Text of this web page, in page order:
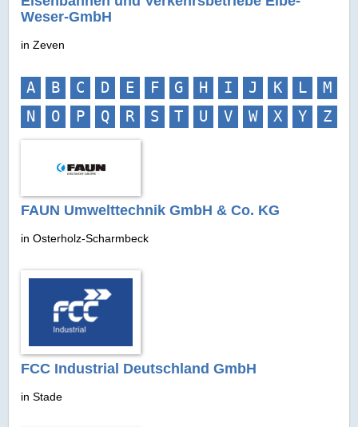
Weser-GmbH
in Zeven
A B C D E F G H I J K L
M
N
O P Q R S T U V W X Y Z
FAUN Umwelttechnik GmbH & Co. KG
in Osterholz-Scharmbeck
FCC Industrial Deutschland GmbH
in Stade